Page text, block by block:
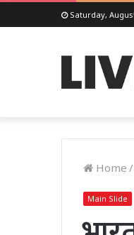
Saturday,
Home /
Main Slide